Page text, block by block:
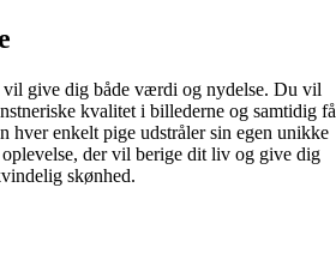
vil give dig både værdi og nydelse. Du vil
kvalitet i billederne og samtidig få
hver enkelt pige udstråler sin egen unikke
der vil berige dit liv og give dig
skønhed.